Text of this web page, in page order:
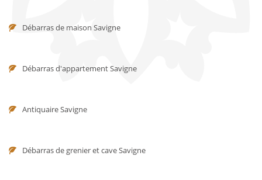
Débarras de maison Savigne
Débarras d'appartement Savigne
Antiquaire Savigne
Débarras de grenier et cave Savigne